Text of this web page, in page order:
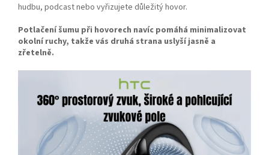
hudbu, podcast nebo vyřizujete důležitý hovor.
Potlačení šumu při hovorech navíc pomáhá minimalizovat
okolní ruchy, takže vás druhá strana uslyší jasně a
zřetelně.